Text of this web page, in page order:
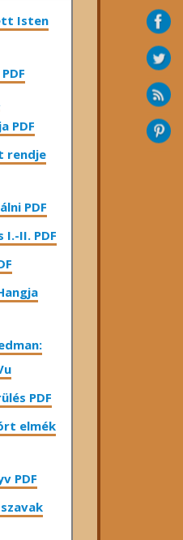
Isten
PDF
rendje
PDF
I.-II. PDF
PDF
elmék
PDF